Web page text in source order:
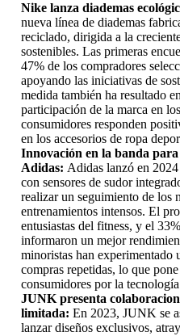
Nike lanza diademas
nueva línea de diademas
reciclado, dirigida a la
sostenibles. Las primeras
47% de los compradores
apoyando las iniciativas de
medida también ha resultado
participación de la marca en
consumidores responden
en los accesorios de ropa
Innovación en la banda
Adidas: Adidas lanzó en
con sensores de sudor
realizar un seguimiento de los
entrenamientos intensos. El
entusiastas del fitness, y el
informaron un mejor
minoristas han experimentado
compras repetidas, lo que
consumidores por la
JUNK presenta
limitada: En 2023, JUNK se
lanzar diseños exclusivos,